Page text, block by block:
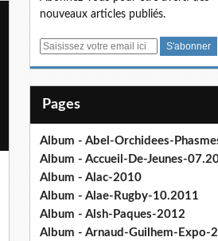
nouveaux articles publiés.
E
Pages
Album - Abel-Orchidees-
Album - Accueil-De-Jeunes-
Album - Alac-2010
Album - Alae-Rugby-10.2011
Album - Alsh-Paques-2012
Album - Arnaud-Guilhem-Expo-